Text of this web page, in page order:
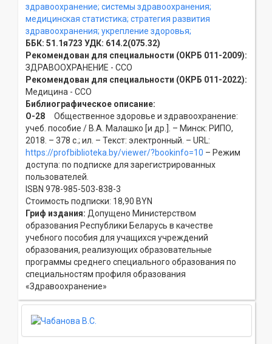
здравоохранение; системы здравоохранения;
медицинская статистика; стратегия развития
здравоохранения; укрепление здоровья;
ББК: 51.1я723 УДК: 614.2(075.32)
Рекомендован для специальности (ОКРБ 011-2009):
ЗДРАВООХРАНЕНИЕ - ССO
Рекомендован для специальности (ОКРБ 011-2022):
Медицина - ССO
Библиографическое описание:
О-28 Общественное здоровье и здравоохранение:
учеб. пособие / В.А. Малашко [и др.]. – Минск: РИПО,
2018. – 378 с.; ил. – Текст: электронный. – URL:
https://profbiblioteka.by/viewer/?bookinfo=10 – Режим
доступа: по подписке для зарегистрированных
пользователей.
ISBN 978-985-503-838-3
Стоимость подписки: 18,90 BYN
Гриф издания: Допущено Министерством
образования Республики Беларусь в качестве
учебного пособия для учащихся учреждений
образования, реализующих образовательные
программы среднего специального образования по
специальностям профиля образования
«Здравоохранение»